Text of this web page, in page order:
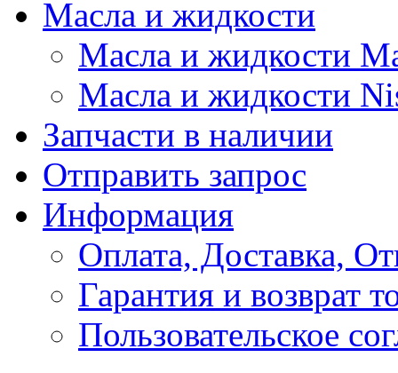
Масла и жидкости
Масла и жидкости
Масла и жидкости
Запчасти в наличии
Отправить запрос
Информация
Оплата, Доставка,
Гарантия и возврат
Пользовательское